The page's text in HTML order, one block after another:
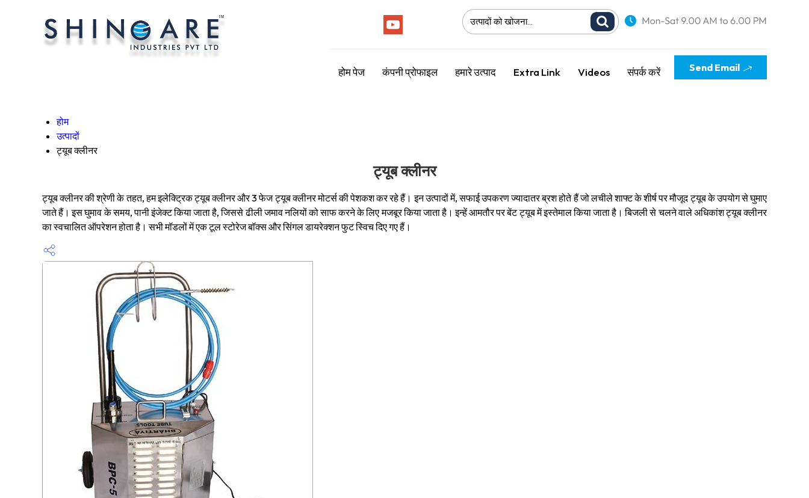
होम पेज कंपनी प्रोफाइल हमारे उत्पाद Extra Link Videos संपर्क करें Send Email
होम
उत्पादों
ट्यूब क्लीनर
ट्यूब क्लीनर
ट्यूब क्लीनर की श्रेणी के तहत, हम इलेक्ट्रिक ट्यूब क्लीनर और 3 फेज ट्यूब क्लीनर मोटर्स की पेशकश कर रहे हैं। इन उत्पादों में, सफाई उपकरण ज्यादातर ब्रश होते हैं जो लचीले शाफ्ट के शीर्ष पर मौजूद ट्यूब के उपयोग से घुमाए
जाते हैं। इस घुमाव के समय, पानी इंजेक्ट किया जाता है, जिससे ढीली जमाव नलियों को साफ करने के लिए मजबूर किया जाता है। इन्हें आमतौर पर बेंट ट्यूब में इस्तेमाल किया जाता है। बिजली से चलने वाले अधिकांश ट्यूब क्लीनर
का स्वचालित ऑपरेशन होता है। सभी मॉडलों में एक टूल स्टोरेज बॉक्स और सिंगल डायरेक्शन फुट स्विच दिए गए हैं।